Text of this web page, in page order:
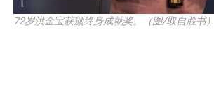
72岁洪金宝获颁终身成就奖。（图/取自脸书）